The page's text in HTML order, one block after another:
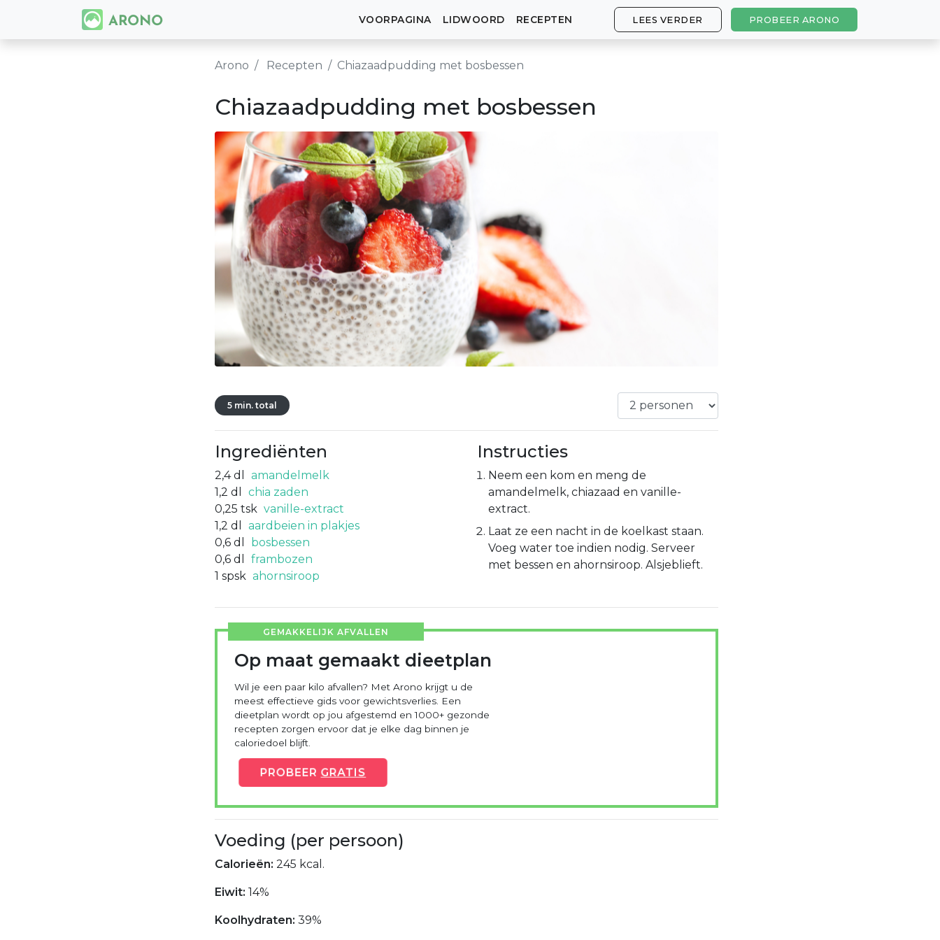
VOORPAGINA LIDWOORD RECEPTEN LEES VERDER PROBEER ARONO
Arono Recepten Chiazaadpudding met bosbessen
Chiazaadpudding met bosbessen
5 min. total
Ingrediënten
2,4 dl
amandelmelk
1,2 dl
chia zaden
0,25 tsk vanille-extract
1,2 dl
aardbeien in plakjes
0,6 dl
bosbessen
0,6 dl
frambozen
1 spsk ahornsiroop
Instructies
Neem een kom en meng de
amandelmelk, chiazaad en vanille-
extract.
Laat ze een nacht in de koelkast staan.
Voeg water toe indien nodig. Serveer
met bessen en ahornsiroop. Alsjeblieft.
GEMAKKELIJK AFVALLEN
Op maat gemaakt dieetplan
Wil je een paar kilo afvallen? Met Arono krijgt u de
meest effectieve gids voor gewichtsverlies. Een
dieetplan wordt op jou afgestemd en 1000+ gezonde
recepten zorgen ervoor dat je elke dag binnen je
caloriedoel blijft.
PROBEER GRATIS
Voeding (per persoon)
Calorieën: 245 kcal.
Eiwit: 14%
Koolhydraten: 39%